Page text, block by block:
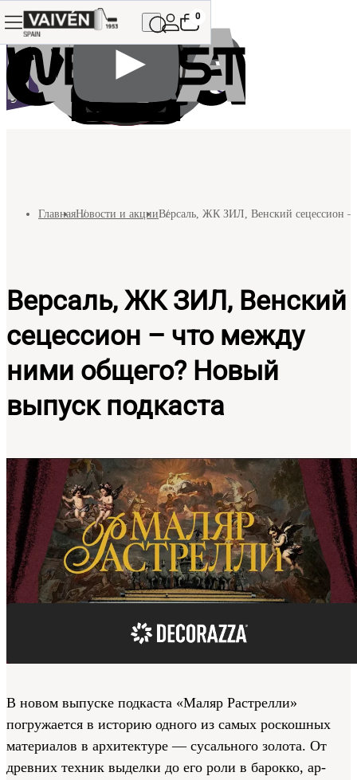
0
ГлавнаяНовости и акцииВерсаль, ЖК ЗИЛ, Венский сецессион
Версаль, ЖК ЗИЛ, Венский
сецессион – что между
ними общего? Новый
выпуск подкаста
В новом выпуске подкаста «Маляр Растрелли»
погружается в историю одного из самых роскошных
материалов в архитектуре — сусального золота. От
древних техник выделки до его роли в барокко, ар-